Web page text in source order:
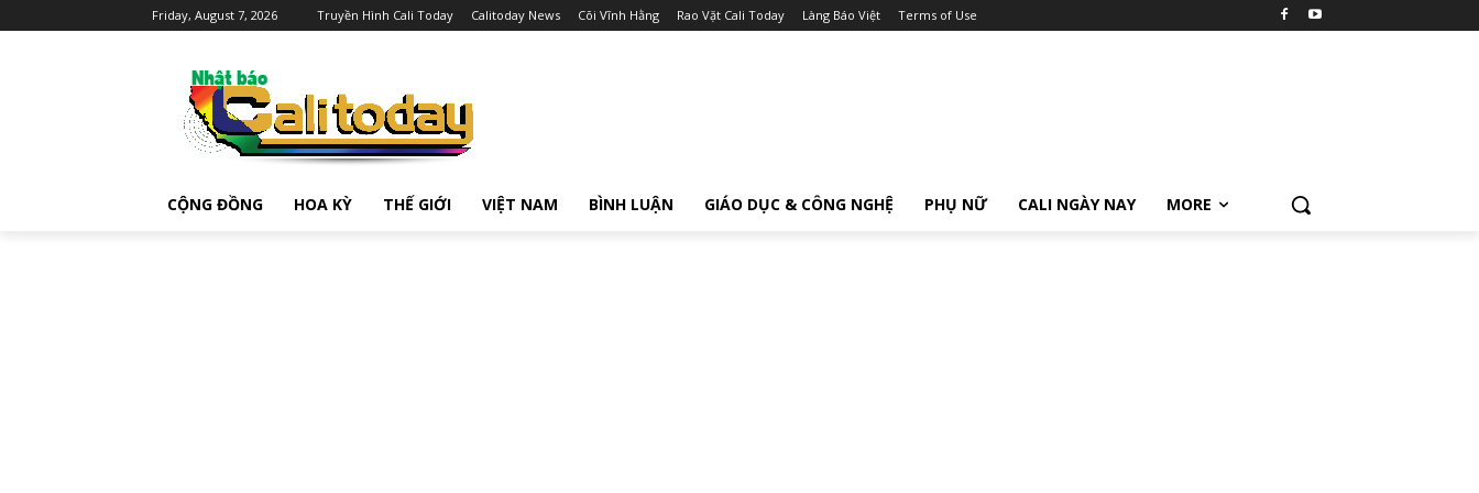
Friday, August 7, 2026 Truyền Hình Cali Today Calitoday News Cõi Vĩnh Hằng Rao Vặt Cali Today Làng Báo Việt Terms of Use
CỘNG ĐỒNG HOA KỲ THẾ GIỚI VIỆT NAM BÌNH LUẬN GIÁO DỤC & CÔNG NGHỆ PHỤ NỮ CALI NGÀY NAY MORE